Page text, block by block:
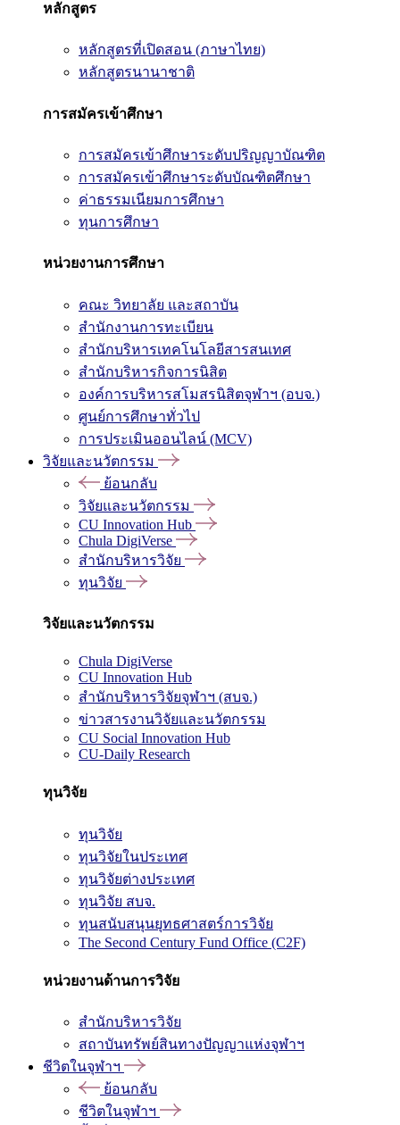
หลักสูตร
หลักสูตรที่เปิดสอน (ภาษาไทย)
หลักสูตรนานาชาติ
การสมัครเข้าศึกษา
การสมัครเข้าศึกษาระดับปริญญาบัณฑิต
การสมัครเข้าศึกษาระดับบัณฑิตศึกษา
ค่าธรรมเนียมการศึกษา
ทุนการศึกษา
หน่วยงานการศึกษา
คณะ วิทยาลัย และสถาบัน
สำนักงานการทะเบียน
สำนักบริหารเทคโนโลยีสารสนเทศ
สำนักบริหารกิจการนิสิต
องค์การบริหารสโมสรนิสิตจุฬาฯ (อบจ.)
ศูนย์การศึกษาทั่วไป
การประเมินออนไลน์ (MCV)
วิจัยและนวัตกรรม
ย้อนกลับ
วิจัยและนวัตกรรม
CU Innovation Hub
Chula DigiVerse
สำนักบริหารวิจัย
ทุนวิจัย
วิจัยและนวัตกรรม
Chula DigiVerse
CU Innovation Hub
สำนักบริหารวิจัยจุฬาฯ (สบจ.)
ข่าวสารงานวิจัยและนวัตกรรม
CU Social Innovation Hub
CU-Daily Research
ทุนวิจัย
ทุนวิจัย
ทุนวิจัยในประเทศ
ทุนวิจัยต่างประเทศ
ทุนวิจัย สบจ.
ทุนสนับสนุนยุทธศาสตร์การวิจัย
The Second Century Fund Office (C2F)
หน่วยงานด้านการวิจัย
สำนักบริหารวิจัย
สถาบันทรัพย์สินทางปัญญาแห่งจุฬาฯ
ชีวิตในจุฬาฯ
ย้อนกลับ
ชีวิตในจุฬาฯ